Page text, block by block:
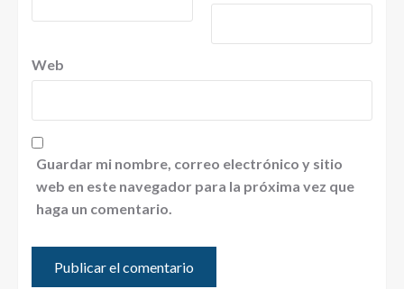
Web
Guardar mi nombre, correo electrónico y sitio
web en este navegador para la próxima vez que
haga un comentario.